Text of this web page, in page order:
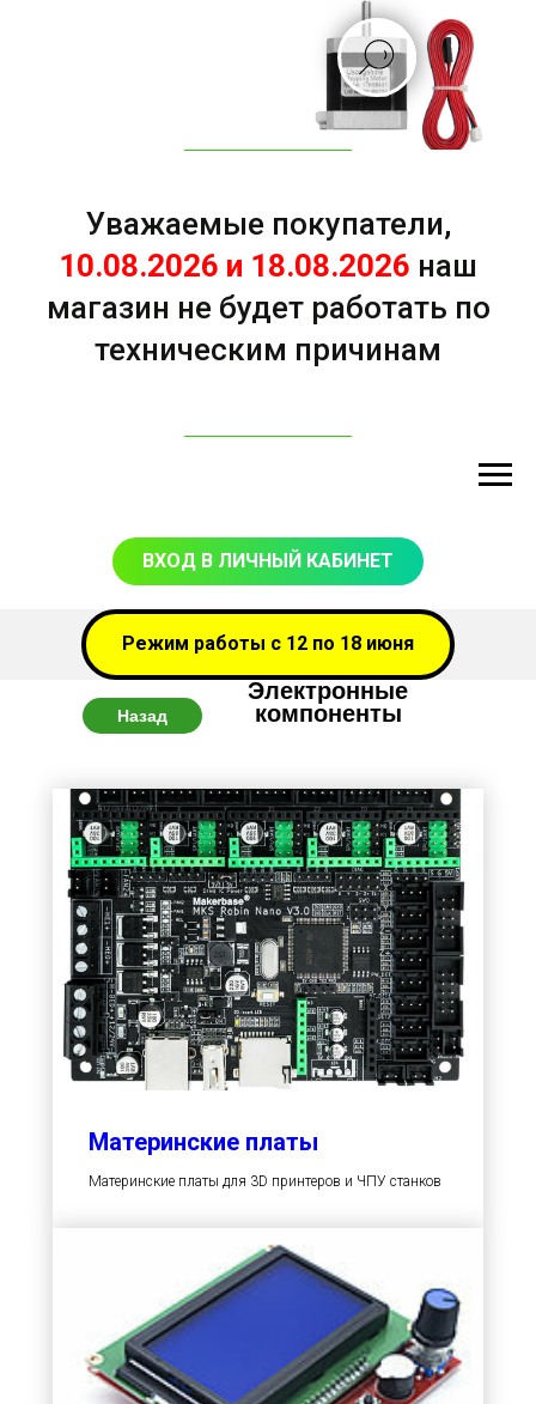
Уважаемые покупатели,
10.08.2026 и 18.08.2026 наш
магазин не будет работать по
техническим причинам
ВХОД В ЛИЧНЫЙ КАБИНЕТ
Режим работы с 12 по 18 июня
Электронные
компоненты
Назад
Материнские платы
Материнские платы для 3D принтеров и ЧПУ станков